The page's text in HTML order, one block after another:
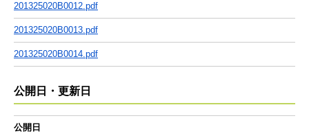
201325020B0012.pdf
201325020B0013.pdf
201325020B0014.pdf
公開日・更新日
公開日